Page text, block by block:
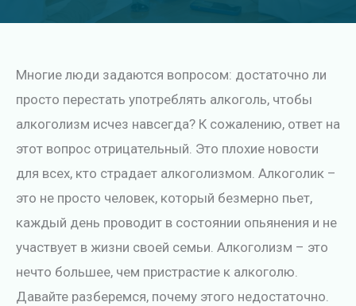
Многие люди задаются вопросом: достаточно ли
просто перестать употреблять алкоголь, чтобы
алкоголизм исчез навсегда? К сожалению, ответ на
этот вопрос отрицательный. Это плохие новости
для всех, кто страдает алкоголизмом. Алкоголик –
это не просто человек, который безмерно пьет,
каждый день проводит в состоянии опьянения и не
участвует в жизни своей семьи. Алкоголизм – это
нечто большее, чем пристрастие к алкоголю.
Давайте разберемся, почему этого недостаточно.